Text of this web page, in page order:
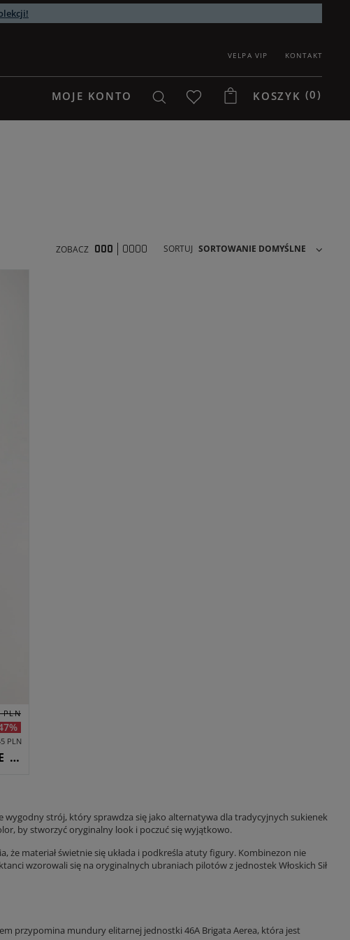
KONTAKT
VELPA VIP
MOJE KONTO KOSZYK (0)
ZOBACZ SORTUJ SORTOWANIE DOMYŚLNE
PLN
PLN
KOMBINEZON AERONAUTICA MILITARE BIAŁY
wygodny strój, który sprawdza się jako alternatywa dla tradycyjnych sukienek
by stworzyć oryginalny look i poczuć się wyjątkowo.
że materiał świetnie się układa i podkreśla atuty figury. Kombinezon nie
wzorowali się na oryginalnych ubraniach pilotów z jednostek Włoskich Sił
przypomina mundury elitarnej jednostki 46A Brigata Aerea, która jest